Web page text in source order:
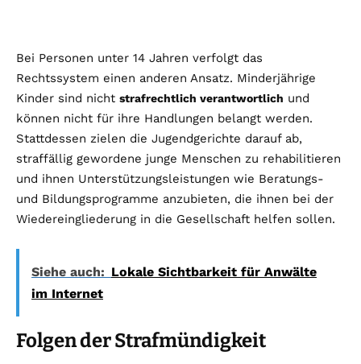
Bei Personen unter 14 Jahren verfolgt das
Rechtssystem einen anderen Ansatz. Minderjährige
Kinder sind nicht strafrechtlich verantwortlich und
können nicht für ihre Handlungen belangt werden.
Stattdessen zielen die Jugendgerichte darauf ab,
straffällig gewordene junge Menschen zu rehabilitieren
und ihnen Unterstützungsleistungen wie Beratungs-
und Bildungsprogramme anzubieten, die ihnen bei der
Wiedereingliederung in die Gesellschaft helfen sollen.
Siehe auch: Lokale Sichtbarkeit für Anwälte
im Internet
Folgen der Strafmündigkeit